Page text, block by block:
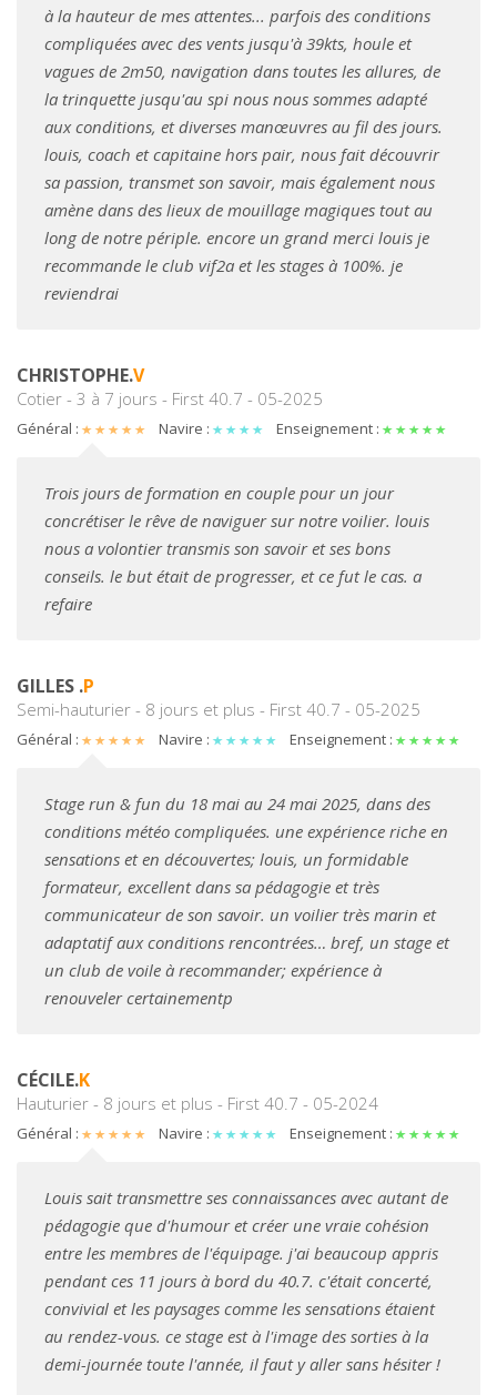
à la hauteur de mes attentes... parfois des conditions
compliquées avec des vents jusqu'à 39kts, houle et
vagues de 2m50, navigation dans toutes les allures, de
la trinquette jusqu'au spi nous nous sommes adapté
aux conditions, et diverses manœuvres au fil des jours.
louis, coach et capitaine hors pair, nous fait découvrir
sa passion, transmet son savoir, mais également nous
amène dans des lieux de mouillage magiques tout au
long de notre périple. encore un grand merci louis je
recommande le club vif2a et les stages à 100%. je
reviendrai
CHRISTOPHE.V
Cotier - 3 à 7 jours - First 40.7 - 05-2025
Général : Navire : Enseignement :
Trois jours de formation en couple pour un jour
concrétiser le rêve de naviguer sur notre voilier. louis
nous a volontier transmis son savoir et ses bons
conseils. le but était de progresser, et ce fut le cas. a
refaire
GILLES .P
Semi-hauturier - 8 jours et plus - First 40.7 - 05-2025
Général : Navire : Enseignement :
Stage run & fun du 18 mai au 24 mai 2025, dans des
conditions météo compliquées. une expérience riche en
sensations et en découvertes; louis, un formidable
formateur, excellent dans sa pédagogie et très
communicateur de son savoir. un voilier très marin et
adaptatif aux conditions rencontrées… bref, un stage et
un club de voile à recommander; expérience à
renouveler certainementp
CÉCILE.K
Hauturier - 8 jours et plus - First 40.7 - 05-2024
Général : Navire : Enseignement :
Louis sait transmettre ses connaissances avec autant de
pédagogie que d'humour et créer une vraie cohésion
entre les membres de l'équipage. j'ai beaucoup appris
pendant ces 11 jours à bord du 40.7. c'était concerté,
convivial et les paysages comme les sensations étaient
au rendez-vous. ce stage est à l'image des sorties à la
demi-journée toute l'année, il faut y aller sans hésiter !